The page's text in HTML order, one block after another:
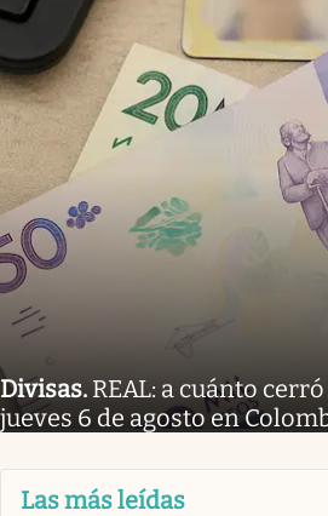
Divisas. REAL: a cuánto
jueves 6 de agosto en
Las más leídas